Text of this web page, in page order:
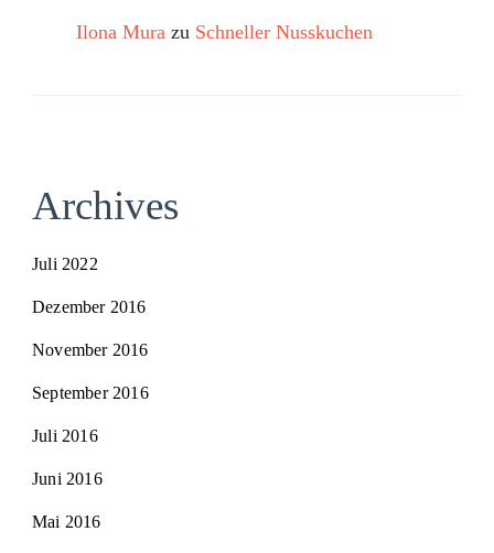
Ilona Mura zu Schneller Nusskuchen
Archives
Juli 2022
Dezember 2016
November 2016
September 2016
Juli 2016
Juni 2016
Mai 2016